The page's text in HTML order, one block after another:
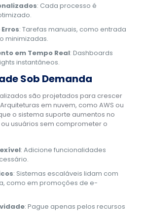
: Cada processo é
: Tarefas manuais, como entrada
minimizadas.
em Tempo Real: Dashboards
instantâneos.
Sob Demanda
são projetados para crescer
em nuvem, como AWS ou
o sistema suporte aumentos no
usuários sem comprometer o
: Adicione funcionalidades
: Sistemas escaláveis lidam com
como em promoções de e-
: Pague apenas pelos recursos